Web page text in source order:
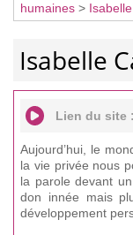
humaines >
Isabelle
Lien du site :
Aujourd’hui, le
la vie privée nous
la parole devant
don innée mais
développement